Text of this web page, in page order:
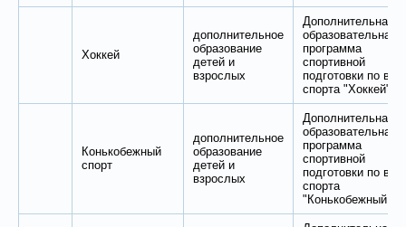
Хоккей
дополнительное
образование
детей и
взрослых
Дополнительная
образовательная
программа
спортивной
подготовки по
спорта "Хоккей"
Конькобежный
спорт
дополнительное
образование
детей и
взрослых
Дополнительная
образовательная
программа
спортивной
подготовки по
спорта
"Конькобежный